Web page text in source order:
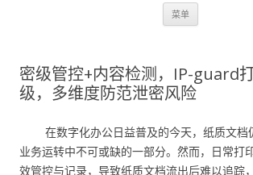
菜单
密级管控+内容检测，IP-guard
级，多维度防范泄密风险
在数字化办公日益普及的今天，纸质文档
业务运转中不可或缺的一部分。然而，日常打
效管控与记录，导致纸质文档流出后难以追踪